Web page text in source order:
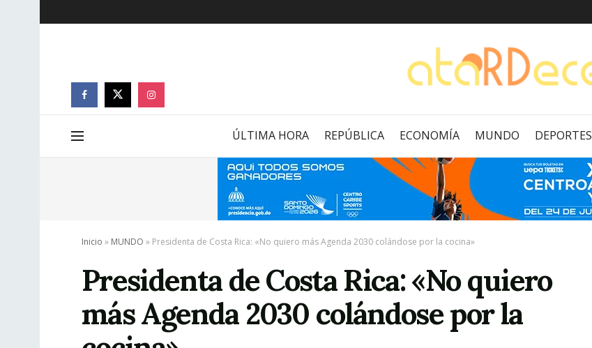
ÚLTIMA HORA REPÚBLICA ECONOMÍA MUNDO DEPORTES
Inicio » MUNDO » Presidenta de Costa Rica: «No quiero más Agenda 2030 colándose por la cocina»
Presidenta de Costa Rica: «No quiero
más Agenda 2030 colándose por la